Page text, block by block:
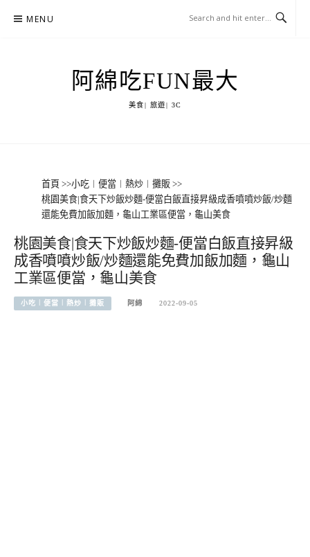
MENU
阿綿吃FUN最大
美食| 旅遊| 3C
首頁 >>小吃︱便當︱熱炒︱攤販 >>
桃園美食|食天下炒飯炒麵-便當白飯直接昇級成香噴噴炒飯/炒麵
還能免費加飯加麵，龜山工業區便當，龜山美食
桃園美食|食天下炒飯炒麵-便當白飯直接昇級
成香噴噴炒飯/炒麵還能免費加飯加麵，龜山
工業區便當，龜山美食
小吃︱便當︱熱炒︱攤販 阿綿 2022-09-05